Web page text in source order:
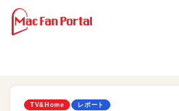
TV&Home レポート